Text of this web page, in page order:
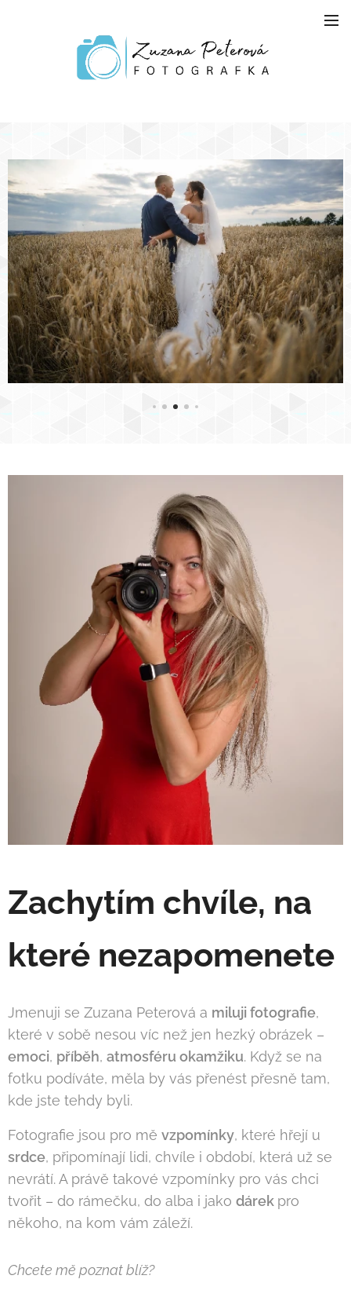
Zachytím chvíle, na
které nezapomenete
Jmenuji se Zuzana Peterová a miluji fotografie,
které v sobě nesou víc než jen hezký obrázek –
emoci, příběh, atmosféru okamžiku. Když se na
fotku podíváte, měla by vás přenést přesně tam,
kde jste tehdy byli.
Fotografie jsou pro mě vzpomínky, které hřejí u
srdce, připomínají lidi, chvíle i období, která už se
nevrátí. A právě takové vzpomínky pro vás chci
tvořit – do rámečku, do alba i jako dárek pro
někoho, na kom vám záleží.
Chcete mě poznat blíž?